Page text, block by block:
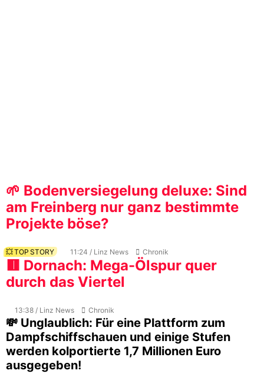
🌱 Bodenversiegelung deluxe: Sind
am Freinberg nur ganz bestimmte
Projekte böse?
💥 TOP STORY 11:24 / Linz News Chronik
🟥 Dornach: Mega-Ölspur quer
durch das Viertel
13:38 / Linz News Chronik
💸 Unglaublich: Für eine Plattform zum
Dampfschiffschauen und einige Stufen
werden kolportierte 1,7 Millionen Euro
ausgegeben!